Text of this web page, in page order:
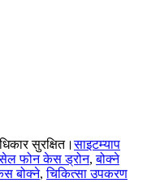
सुरक्षित।साइटम्याप
फोन केस ड्रोन,बोक्ने
बोक्ने,चिकित्सा उपकरण